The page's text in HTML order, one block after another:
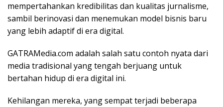
mempertahankan kredibilitas dan kualitas jurnalisme,
sambil berinovasi dan menemukan model bisnis baru
yang lebih adaptif di era digital.
GATRAMedia.com adalah salah satu contoh nyata dari
media tradisional yang tengah berjuang untuk
bertahan hidup di era digital ini.
Kehilangan mereka, yang sempat terjadi beberapa